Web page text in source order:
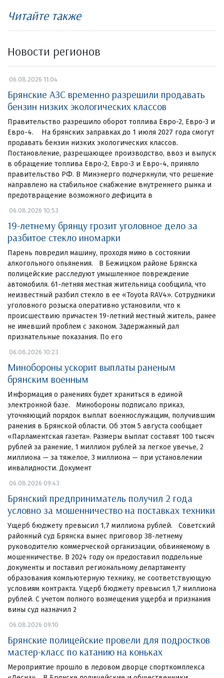
Читайте также
Новости регионов
06.08.2026 11:04
Брянские АЗС временно разрешили продавать
бензин низких экологических классов
Правительство разрешило оборот топлива Евро-2, Евро-3 и
Евро-4. На брянских заправках до 1 июля 2027 года смогут
продавать бензин низких экологических классов.
Постановление, разрешающее производство, ввоз и выпуск
в обращение топлива Евро-2, Евро-3 и Евро-4, приняло
правительство РФ. В Минэнерго подчеркнули, что решение
направлено на стабильное снабжение внутреннего рынка и
предотвращение возможного дефицита в
06.08.2026 10:53
19-летнему брянцу грозит уголовное дело за
разбитое стекло иномарки
Парень повредил машину, проходя мимо в состоянии
алкогольного опьянения. В Бежицком районе Брянска
полицейские расследуют умышленное повреждение
автомобиля. 61-летняя местная жительница сообщила, что
неизвестный разбил стекло в ее «Toyota RAV4». Сотрудники
уголовного розыска оперативно установили, что к
происшествию причастен 19-летний местный житель, ранее
не имевший проблем с законом. Задержанный дал
признательные показания. По его
06.08.2026 10:23
Минобороны ускорит выплаты раненым
брянским военным
Информация о ранениях будет храниться в единой
электронной базе. Минобороны подписало приказ,
уточняющий порядок выплат военнослужащим, получившим
ранения в Брянской области. Об этом 5 августа сообщает
«Парламентская газета». Размеры выплат составят 100 тысяч
рублей за ранение, 1 миллион рублей за легкое увечье, 2
миллиона — за тяжелое, 3 миллиона — при установлении
инвалидности. Документ
06.08.2026 09:43
Брянский предприниматель получил 2 года
условно за мошенничество на поставках техники
Ущерб бюджету превысил 1,7 миллиона рублей. Советский
районный суд Брянска вынес приговор 38-летнему
руководителю коммерческой организации, обвиняемому в
мошенничестве. В 2024 году он предоставил поддельные
документы и поставил региональному департаменту
образования компьютерную технику, не соответствующую
условиям контракта. Ущерб бюджету превысил 1,7 миллиона
рублей. С учетом полного возмещения ущерба и признания
вины суд назначил 2
06.08.2026 09:10
Брянские полицейские провели для подростков
мастер-класс по катанию на коньках
Мероприятие прошло в ледовом дворце спорткомплекса